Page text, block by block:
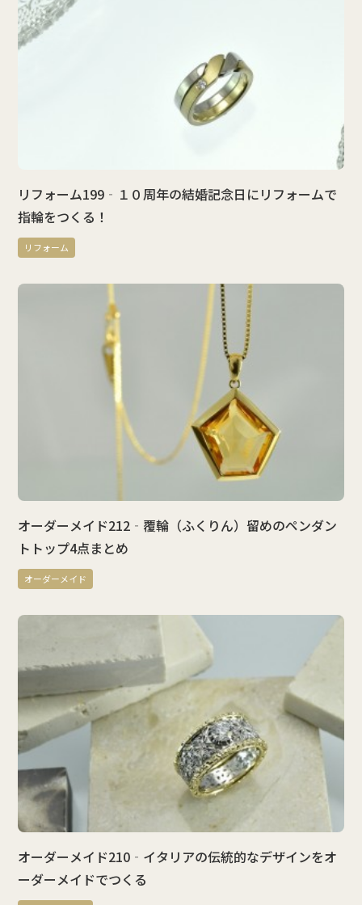
リフォーム199‐１０周年の結婚記念日にリフォームで
指輪をつくる！
リフォーム
オーダーメイド212‐覆輪（ふくりん）留めのペンダン
トトップ4点まとめ
オーダーメイド
オーダーメイド210‐イタリアの伝統的なデザインをオ
ーダーメイドでつくる